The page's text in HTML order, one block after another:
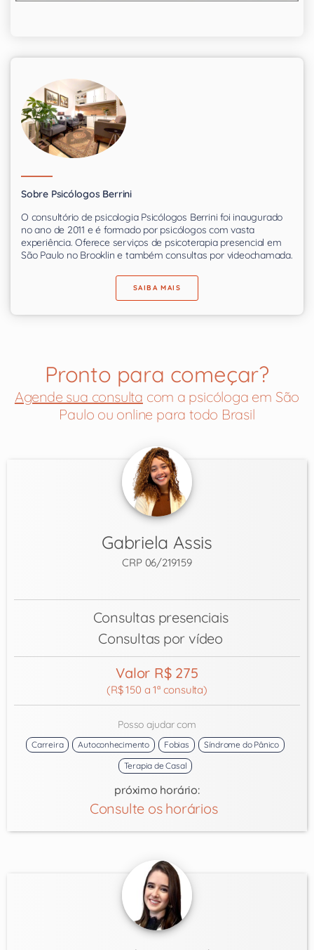
Sobre Psicólogos Berrini
O consultório de psicologia Psicólogos Berrini foi inaugurado
no ano de 2011 e é formado por psicólogos com vasta
experiência. Oferece serviços de psicoterapia presencial em
São Paulo no Brooklin e também consultas por videochamada.
SAIBA MAIS
Pronto para começar?
Agende sua consulta com a psicóloga em São
Paulo ou online para todo Brasil
Gabriela Assis
CRP 06/219159
Consultas presenciais
Consultas por vídeo
Valor R$ 275
(R$ 150 a 1ª consulta)
Posso ajudar com
Carreira Autoconhecimento Fobias
Síndrome do Pânico
Terapia de Casal
próximo horário:
Consulte os horários